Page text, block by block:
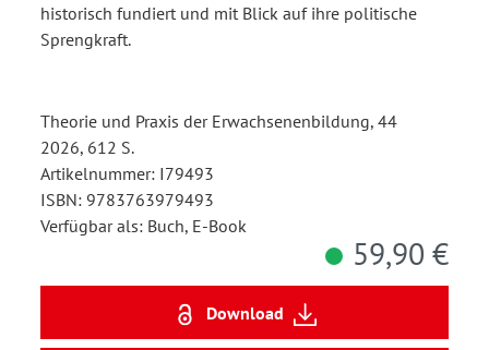
historisch fundiert und mit Blick auf ihre politische
Sprengkraft.
Theorie und Praxis der Erwachsenenbildung, 44
2026, 612 S.
Artikelnummer: I79493
ISBN: 9783763979493
Verfügbar als: Buch, E-Book
59,90 €
Download